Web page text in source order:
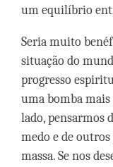
um equilíbrio
Seria muito
situação do
progresso
uma bomba
lado, pensarmos
medo e de
massa. Se nos